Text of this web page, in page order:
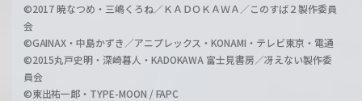
©2017 暁なつめ・三嶋くろね／ＫＡＤＯＫＡＷＡ／このすば２製作委員
会
©GAINAX・中島かずき／アニプレックス・KONAMI・テレビ東京・電通
©2015丸戸史明・深崎暮人・KADOKAWA 富士見書房／冴えない製作委
員会
©東出祐一郎・TYPE-MOON / FAPC